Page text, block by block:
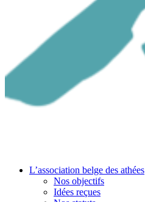
L’association belge des athées
Nos objectifs
Idées reçues